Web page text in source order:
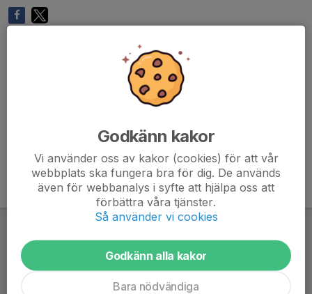
Godkänn kakor
Vi använder oss av kakor (cookies) för att vår
webbplats ska fungera bra för dig. De används
även för webbanalys i syfte att hjälpa oss att
förbättra våra tjänster.
Så använder vi cookies
Godkänn alla kakor
Bara nödvändiga